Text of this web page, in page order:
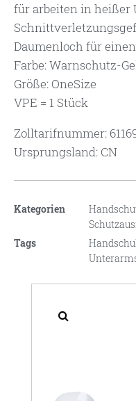
für arbeiten in heißer
Daumenloch für
Farbe: Warnschutz-
Größe: OneSize
VPE = 1 Stück
Zolltarifnummer:
Ursprungsland: CN
Kategorien
Tags